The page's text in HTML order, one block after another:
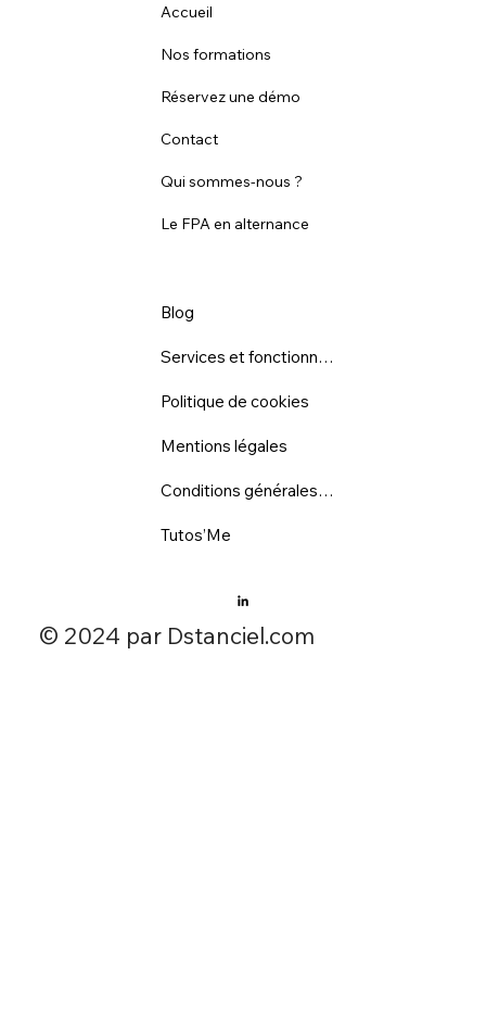
​© 2024 par Dstanciel.com
Blog
Services et fonctionnalités
Politique de cookies
Mentions légales
Conditions générales d'utilisation
Tutos’Me
Accueil
Nos formations
Réservez une démo
Contact
Qui sommes-nous ?
Le FPA en alternance